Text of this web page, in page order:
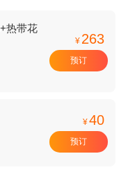
热带花
¥ 263
预订
¥40
预订